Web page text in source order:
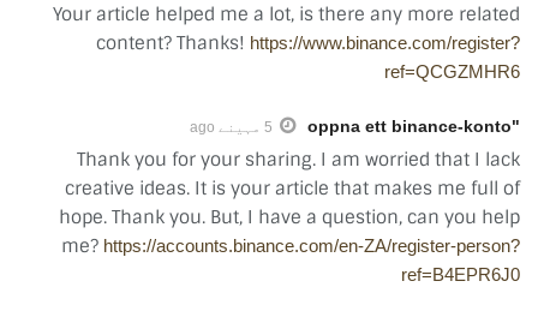
Your article helped me a lot, is there any more related
content? Thanks! https://www.binance.com/register?
ref=QCGZMHR6
"oppna ett binance-konto 5 مہینے ago
Thank you for your sharing. I am worried that I lack
creative ideas. It is your article that makes me full of
hope. Thank you. But, I have a question, can you help
me? https://accounts.binance.com/en-ZA/register-person?
ref=B4EPR6J0